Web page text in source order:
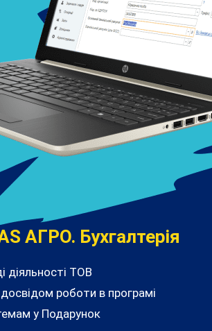
АГРО. Бухгалтерія
діяльності ТОВ
роботи в програмі
у Подарунок